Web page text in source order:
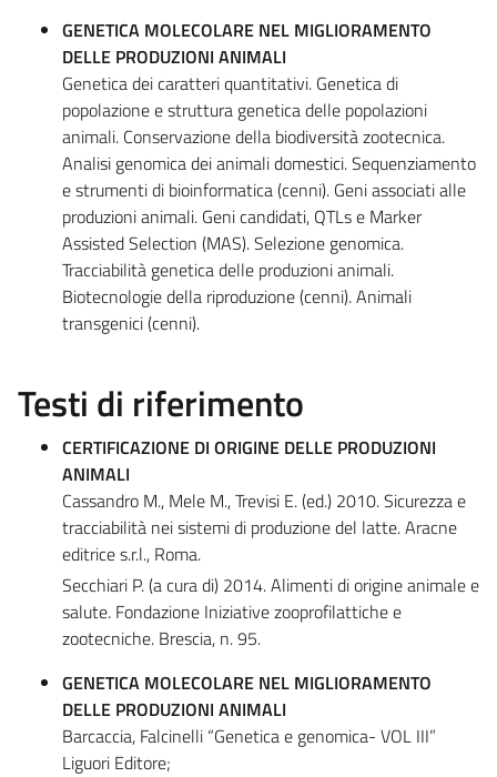
GENETICA MOLECOLARE NEL MIGLIORAMENTO
DELLE PRODUZIONI ANIMALI
Genetica dei caratteri quantitativi. Genetica di
popolazione e struttura genetica delle popolazioni
animali. Conservazione della biodiversità zootecnica.
Analisi genomica dei animali domestici. Sequenziamento
e strumenti di bioinformatica (cenni). Geni associati alle
produzioni animali. Geni candidati, QTLs e Marker
Assisted Selection (MAS). Selezione genomica.
Tracciabilità genetica delle produzioni animali.
Biotecnologie della riproduzione (cenni). Animali
transgenici (cenni).
Testi di riferimento
CERTIFICAZIONE DI ORIGINE DELLE PRODUZIONI
ANIMALI
Cassandro M., Mele M., Trevisi E. (ed.) 2010. Sicurezza e
tracciabilità nei sistemi di produzione del latte. Aracne
editrice s.r.l., Roma.
Secchiari P. (a cura di) 2014. Alimenti di origine animale e
salute. Fondazione Iniziative zooprofilattiche e
zootecniche. Brescia, n. 95.
GENETICA MOLECOLARE NEL MIGLIORAMENTO
DELLE PRODUZIONI ANIMALI
Barcaccia, Falcinelli “Genetica e genomica- VOL III”
Liguori Editore;